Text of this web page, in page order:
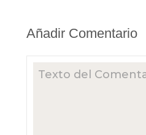
Añadir Comentario